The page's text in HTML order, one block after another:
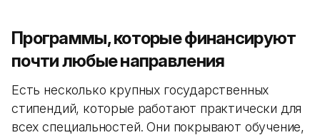
Программы, которые финансируют
почти любые направления
Есть несколько крупных государственных
стипендий, которые работают практически для
всех специальностей. Они покрывают обучение,